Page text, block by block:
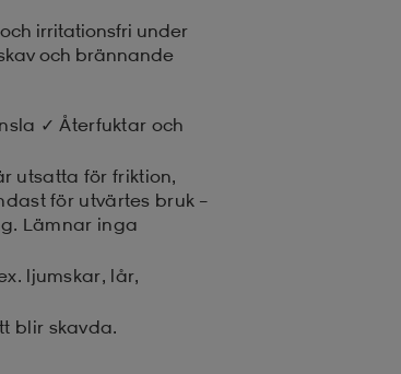
och irritationsfri under
och brännande
✓ Återfuktar och
utsatta för friktion,
för utvärtes bruk –
Lämnar inga
ljumskar, lår,
blir skavda.